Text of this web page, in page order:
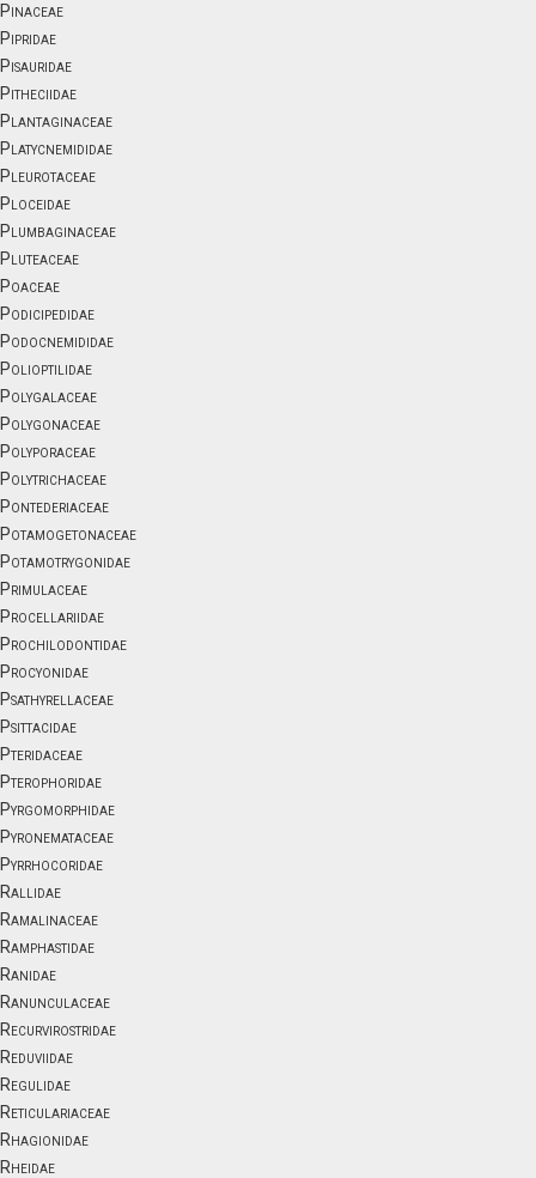
Pinaceae
Pipridae
Pisauridae
Pitheciidae
Plantaginaceae
Platycnemididae
Pleurotaceae
Ploceidae
Plumbaginaceae
Pluteaceae
Poaceae
Podicipedidae
Podocnemididae
Polioptilidae
Polygalaceae
Polygonaceae
Polyporaceae
Polytrichaceae
Pontederiaceae
Potamogetonaceae
Potamotrygonidae
Primulaceae
Procellariidae
Prochilodontidae
Procyonidae
Psathyrellaceae
Psittacidae
Pteridaceae
Pterophoridae
Pyrgomorphidae
Pyronemataceae
Pyrrhocoridae
Rallidae
Ramalinaceae
Ramphastidae
Ranidae
Ranunculaceae
Recurvirostridae
Reduviidae
Regulidae
Reticulariaceae
Rhagionidae
Rheidae